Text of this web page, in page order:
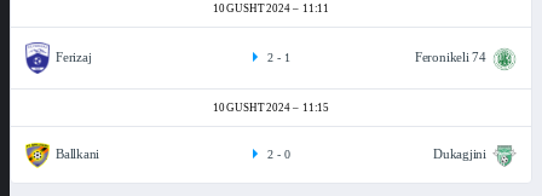
10 GUSHT 2024 11:11
Ferizaj Feronikeli 74
2 - 1
10 GUSHT 2024 11:15
Ballkani Dukagjini
2 - 0